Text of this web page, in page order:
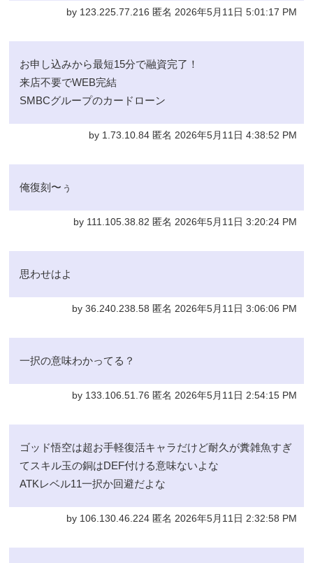
by 123.225.77.216 匿名 2026年5月11日 5:01:17 PM
お申し込みから最短15分で融資完了！
来店不要でWEB完結
SMBCグループのカードローン
by 1.73.10.84 匿名 2026年5月11日 4:38:52 PM
俺復刻〜ぅ
by 111.105.38.82 匿名 2026年5月11日 3:20:24 PM
思わせはよ
by 36.240.238.58 匿名 2026年5月11日 3:06:06 PM
一択の意味わかってる？
by 133.106.51.76 匿名 2026年5月11日 2:54:15 PM
ゴッド悟空は超お手軽復活キャラだけど耐久が糞雑魚すぎ
てスキル玉の銅はDEF付ける意味ないよな
ATKレベル11一択か回避だよな
by 106.130.46.224 匿名 2026年5月11日 2:32:58 PM